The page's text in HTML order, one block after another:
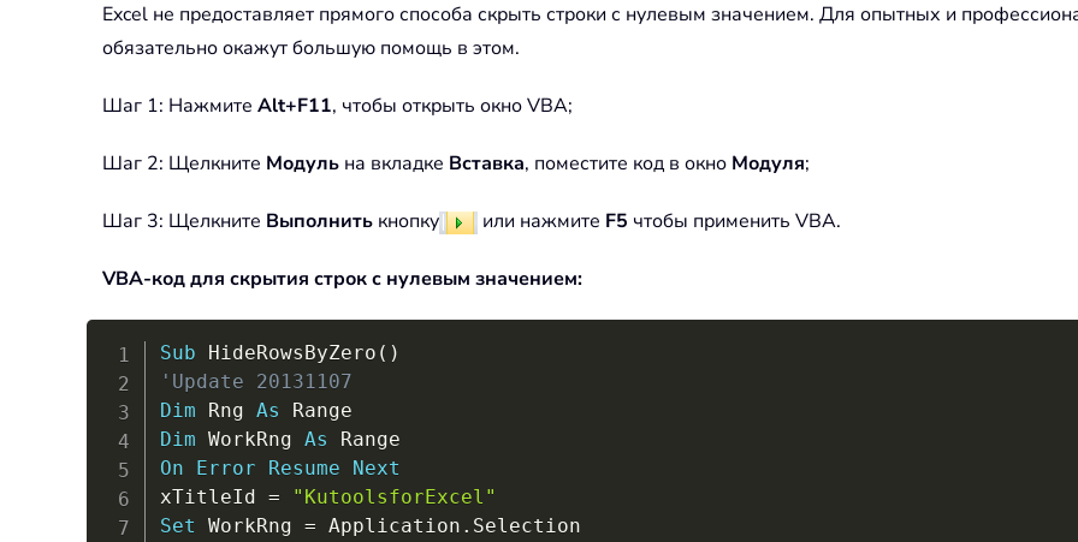
Excel не предоставляет прямого способа скрыть строки с нулевым значением. Для опытных и
обязательно окажут большую помощь в этом.
Шаг 1: Нажмите Alt+F11, чтобы открыть окно VBA;
Шаг 2: Щелкните Модуль на вкладке Вставка, поместите код в окно Модуля;
Шаг 3: Щелкните Выполнить кнопку или нажмите F5 чтобы применить VBA.
VBA-код для скрытия строк с нулевым значением:
Sub HideRowsByZero ( )
'Update 20131107
Dim Rng As
Dim WorkRng As
On
Error Resume
Next
xTitleId =
"KutoolsforExcel"
Set WorkRng = Application .